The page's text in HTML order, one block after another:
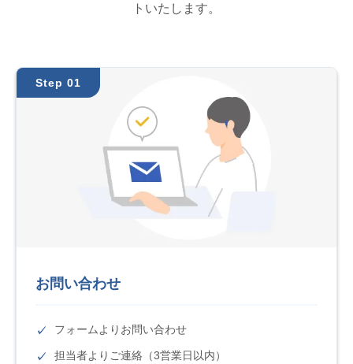
トいたします。
Step 01
お問い合わせ
フォームよりお問い合わせ
担当者よりご連絡（3営業日以内）